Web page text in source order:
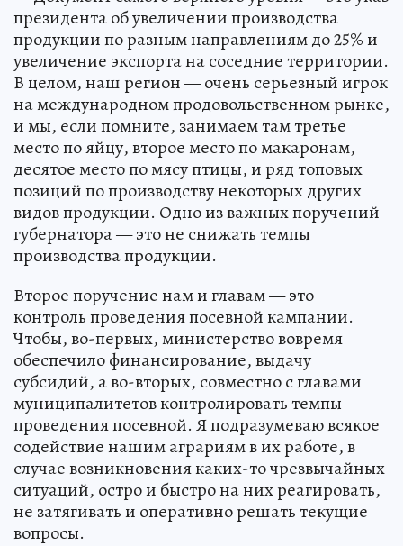
президента об увеличении производства
продукции по разным направлениям до 25% и
увеличение экспорта на соседние территории.
В целом, наш регион — очень серьезный игрок
на международном продовольственном рынке,
и мы, если помните, занимаем там третье
место по яйцу, второе место по макаронам,
десятое место по мясу птицы, и ряд топовых
позиций по производству некоторых других
видов продукции. Одно из важных поручений
губернатора — это не снижать темпы
производства продукции.
Второе поручение нам и главам — это
контроль проведения посевной кампании.
Чтобы, во-первых, министерство вовремя
обеспечило финансирование, выдачу
субсидий, а во-вторых, совместно с главами
муниципалитетов контролировать темпы
проведения посевной. Я подразумеваю всякое
содействие нашим аграриям в их работе, в
случае возникновения каких-то чрезвычайных
ситуаций, остро и быстро на них реагировать,
не затягивать и оперативно решать текущие
вопросы.